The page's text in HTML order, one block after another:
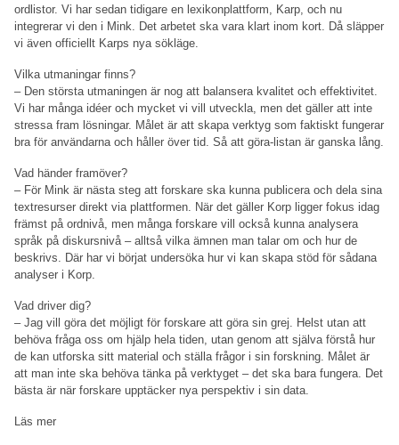
ordlistor. Vi har sedan tidigare en lexikonplattform, Karp, och nu
integrerar vi den i Mink. Det arbetet ska vara klart inom kort. Då släpper
vi även officiellt Karps nya sökläge.
Vilka utmaningar finns?
– Den största utmaningen är nog att balansera kvalitet och effektivitet.
Vi har många idéer och mycket vi vill utveckla, men det gäller att inte
stressa fram lösningar. Målet är att skapa verktyg som faktiskt fungerar
bra för användarna och håller över tid. Så att göra-listan är ganska lång.
Vad händer framöver?
– För Mink är nästa steg att forskare ska kunna publicera och dela sina
textresurser direkt via plattformen. När det gäller Korp ligger fokus idag
främst på ordnivå, men många forskare vill också kunna analysera
språk på diskursnivå – alltså vilka ämnen man talar om och hur de
beskrivs. Där har vi börjat undersöka hur vi kan skapa stöd för sådana
analyser i Korp.
Vad driver dig?
– Jag vill göra det möjligt för forskare att göra sin grej. Helst utan att
behöva fråga oss om hjälp hela tiden, utan genom att själva förstå hur
de kan utforska sitt material och ställa frågor i sin forskning. Målet är
att man inte ska behöva tänka på verktyget – det ska bara fungera. Det
bästa är när forskare upptäcker nya perspektiv i sin data.
Läs mer